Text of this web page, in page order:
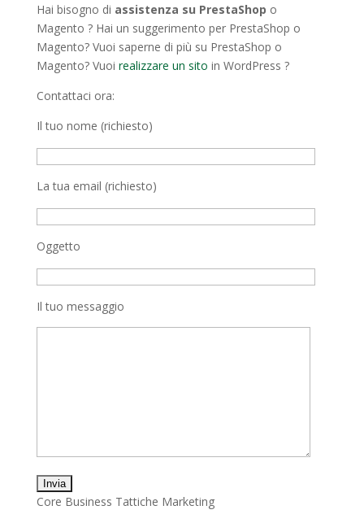
Hai bisogno di assistenza su PrestaShop o
Magento ? Hai un suggerimento per PrestaShop o
Magento? Vuoi saperne di più su PrestaShop o
Magento? Vuoi realizzare un sito in WordPress ?
Contattaci ora:
Il tuo nome (richiesto)
La tua email (richiesto)
Oggetto
Il tuo messaggio
Core Business Tattiche Marketing